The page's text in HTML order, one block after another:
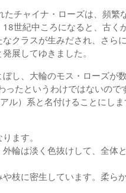
チャイナ・ローズは、頻繁
世紀中ころになると、古く
クラスが生みだされ、さら
展してゆきました。
し、大輪のモス・ローズが
ったというわけではないので
ル）系と名付けることにしま
ます。
輪は淡く色抜けして、全体
枝に密生しています。柔ら